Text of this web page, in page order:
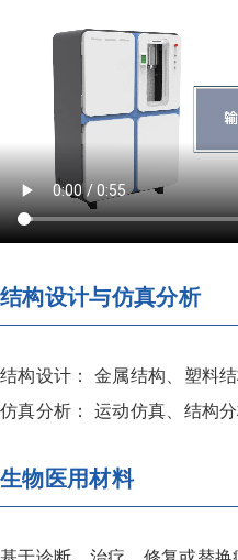
结构设计与仿真分析
结构设计： 金属结构、塑料
仿真分析： 运动仿真、结构
生物医用材料